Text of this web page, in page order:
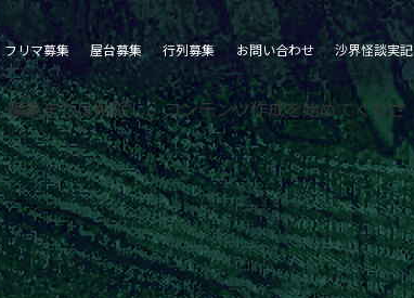
フリマ募集 屋台募集 行列募集 お問い合わせ 沙界怪談実記
集または削除し、コンテンツ作成を始めてくださ